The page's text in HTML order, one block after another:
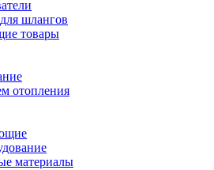
шлангов
товары
отопления
материалы